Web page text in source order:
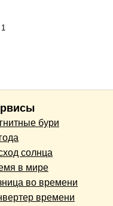
бури
солнца
в мире
во времени
времени